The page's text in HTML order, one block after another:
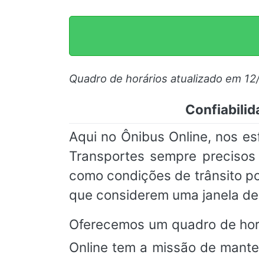
Quadro de horários atualizado em
Aqui no Ônibus Online, nos
Transportes sempre
como condições de trânsito
que considerem uma janela
Oferecemos um quadro de
Online tem a missão de